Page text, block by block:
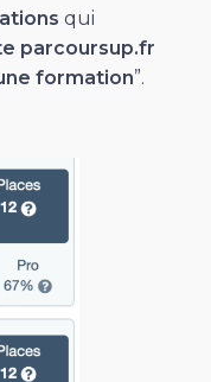
qui
parcoursup.fr
formation”.